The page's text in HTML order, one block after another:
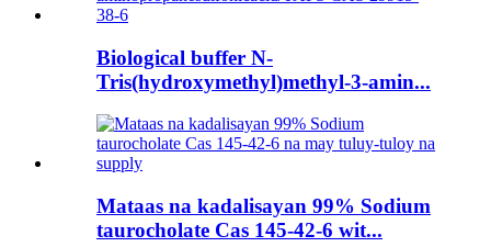
Biological buffer N-
Tris(hydroxymethyl)methyl-3-amin...
Mataas na kadalisayan 99% Sodium
taurocholate Cas 145-42-6 wit...